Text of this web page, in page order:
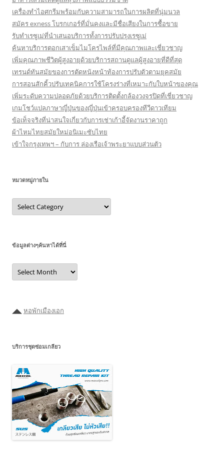
เครื่องทำไอศกรีมพร้อมกับความสามารถในการผลิตที่นุ่มนวล
สมัคร exness โบรกเกอร์ที่มั่นคงและมีชื่อเสียงในการซื้อขาย
รับทำเรซูเม่ที่นำเสนอบริการทั้งการปรับปรุงเรซูเม่
ค้นหาบริการตอกเสาเข็มไมโครไพล์ที่มีคุณภาพและเชี่ยวชาญ
เพิ่มคุณภาพชีวิตผู้สูงอายุด้วยบริการสถานดูแลผู้สูงอายุที่ดีที่สุด
เทรนด์ทันสมัยของการตัดหนังหน้าท้องการปรับตัวตามยุคสมัย
การสอนสักคิ้วปรับเทคนิคการใช้โครงร่างที่เหมาะกับใบหน้าของคุณ
เพิ่มระดับความปลอดภัยด้วยบริการติดตั้งกล้องวงจรปิดที่เชี่ยวชาญ
เกมโชว์แปลภาษาญี่ปุ่นของญี่ปุ่นเข้าครอบครองทีวีดาวเทียม
ข้อเท็จจริงที่น่าสนใจเกี่ยวกับการเช่าเก้าอี้จัดงานราคาถูก
ผ้าไหมไทยสมัยใหม่อนิเมะซับไทย
เข้าใจกรุงเทพฯ – กับการ ล่องเรือเจ้าพระยาแบบส่วนตัว
หมวดหมู่ภายใน
หมวด
หมู่
ภายใน
ข้อมูลต่างๆค้นหาได้ที่นี่
ข้อมูล
ต่างๆ
ค้นหา
◢◣ หอพักเมืองเอก
บริการชุดซ่อมเกลียว